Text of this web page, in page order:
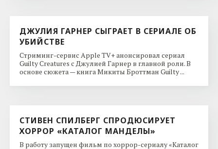
ДЖУЛИЯ ГАРНЕР СЫГРАЕТ В СЕРИАЛЕ ОБ
УБИЙСТВЕ
Стриминг-сервис Apple TV+ анонсировал сериал
Guilty Creatures с Джулией Гарнер в главной роли. В
основе сюжета — книга Микиты Броттман Guilty ...
СТИВЕН СПИЛБЕРГ СПРОДЮСИРУЕТ
ХОРРОР «КАТАЛОГ МАНДЕЛЫ»
В работу запущен фильм по хоррор-сериалу «Каталог